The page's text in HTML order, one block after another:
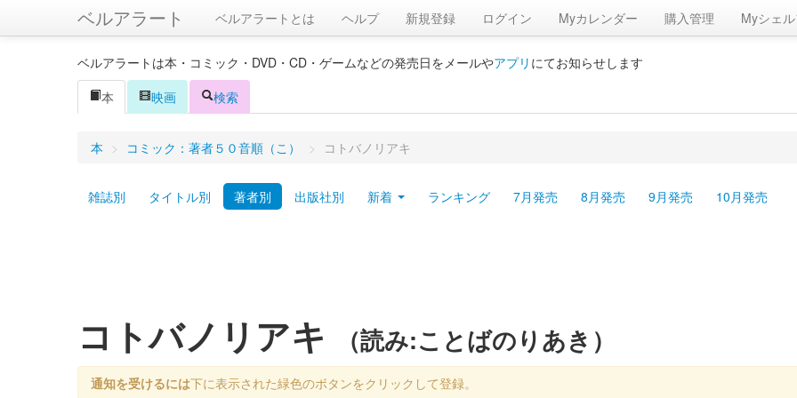
ベルアラート ベルアラートとは ヘルプ 新規登録 ログイン Myカレンダー 購入管理 Myシェル
ベルアラートは本・コミック・DVD・CD・ゲームなどの発売日をメールやアプリ にてお知らせします
本
映画 検索
本 > コミック：著者５０音順（こ） > コトバノリアキ
雑誌別 タイトル別 著者別 出版社別 新着 ランキング 7月発売 8月発売 9月発売 10月発売
コトバノリアキ （読み:ことばのりあき）
通知を受けるには下に表示された緑色のボタンをクリックして登録。